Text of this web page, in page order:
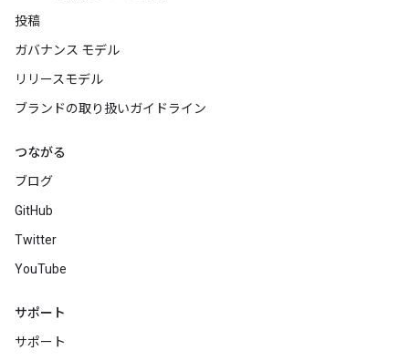
投稿
ガバナンス モデル
リリースモデル
ブランドの取り扱いガイドライン
つながる
ブログ
GitHub
Twitter
YouTube
サポート
サポート